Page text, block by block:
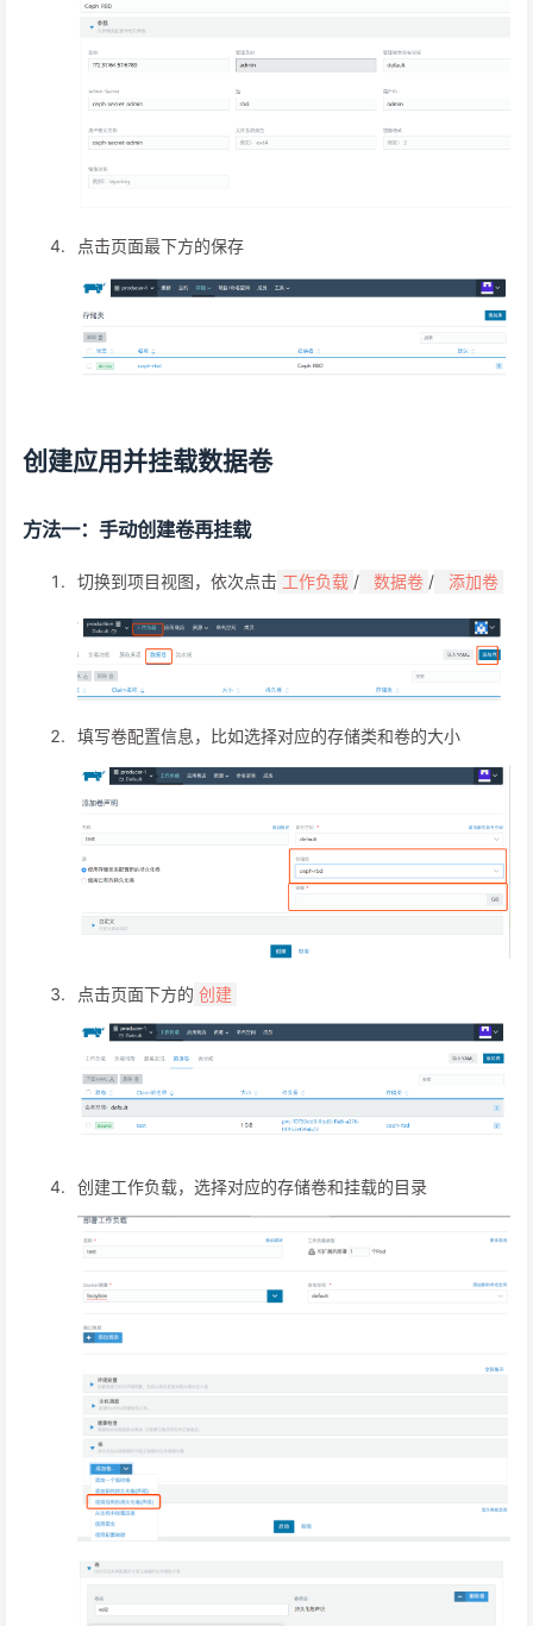
点击页面最下方的保存
创建应用并挂载数据卷
方法一：手动创建卷再挂载
切换到项目视图，依次点击 工作负载 / 数据卷 / 添加卷
填写卷配置信息，比如选择对应的存储类和卷的大小
点击页面下方的 创建
创建工作负载，选择对应的存储卷和挂载的目录